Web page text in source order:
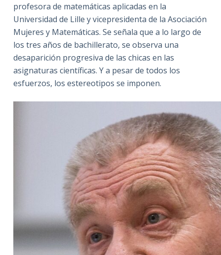
profesora de matemáticas aplicadas en la
Universidad de Lille y vicepresidenta de la Asociación
Mujeres y Matemáticas. Se señala que a lo largo de
los tres años de bachillerato, se observa una
desaparición progresiva de las chicas en las
asignaturas científicas. Y a pesar de todos los
esfuerzos, los estereotipos se imponen.